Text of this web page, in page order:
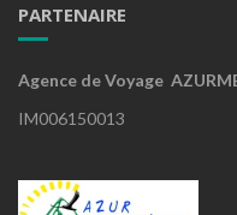
PARTENAIRE
Agence de Voyage
IM006150013